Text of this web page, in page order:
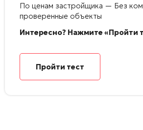
По ценам застройщика — Без
проверенные объекты
Интересно? Нажмите «Пройти
Пройти тест